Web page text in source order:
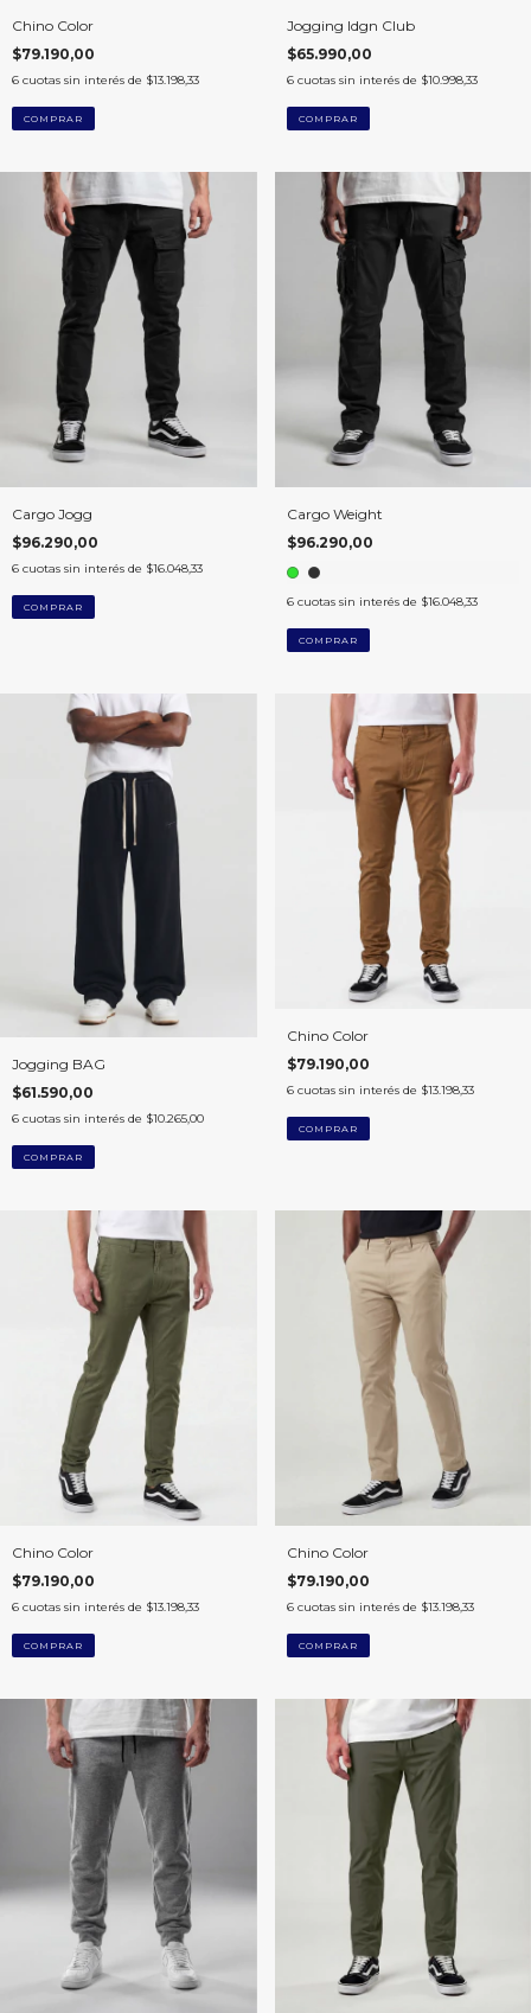
Chino Color
$79.190,00
6 cuotas sin interés de $13.198,33
COMPRAR
Jogging Idgn Club
$65.990,00
6 cuotas sin interés de $10.998,33
COMPRAR
Cargo Jogg
$96.290,00
6 cuotas sin interés de $16.048,33
COMPRAR
Cargo Weight
$96.290,00
6 cuotas sin interés de $16.048,33
COMPRAR
Jogging BAG
$61.590,00
6 cuotas sin interés de $10.265,00
COMPRAR
Chino Color
$79.190,00
6 cuotas sin interés de $13.198,33
COMPRAR
Chino Color
$79.190,00
6 cuotas sin interés de $13.198,33
COMPRAR
Chino Color
$79.190,00
6 cuotas sin interés de $13.198,33
COMPRAR